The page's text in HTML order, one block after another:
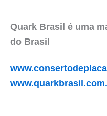
Quark Brasil é uma
do Brasil